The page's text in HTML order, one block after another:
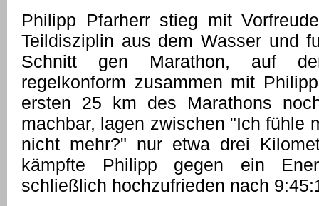
Philipp Pfarherr stieg mit
Teildisziplin aus dem Wasser und
Schnitt gen Marathon, auf
regelkonform zusammen mit
ersten 25 km des Marathons
machbar, lagen zwischen "Ich fühle
nicht mehr?" nur etwa drei
kämpfte Philipp gegen ein
schließlich hochzufrieden nach